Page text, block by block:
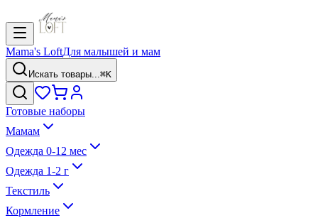
Mama's LoftДля малышей и мам
Искать товары...⌘K
Готовые наборы
Мамам
Одежда 0-12 мес
Одежда 1-2 г
Текстиль
Кормление